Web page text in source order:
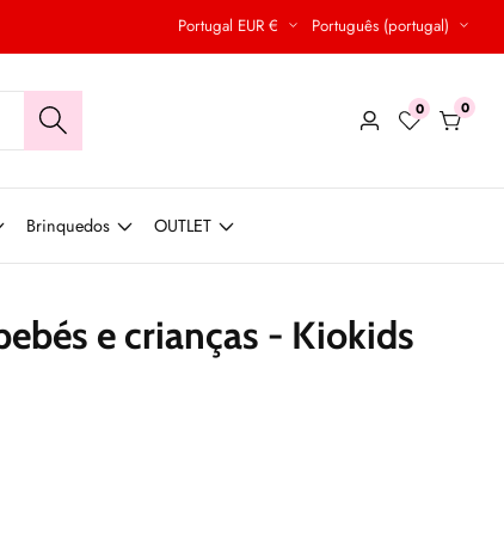
Portugal EUR € Português (portugal)
Conecte-
0 00
Brinquedos
OUTLET
e crianças - Kiokids